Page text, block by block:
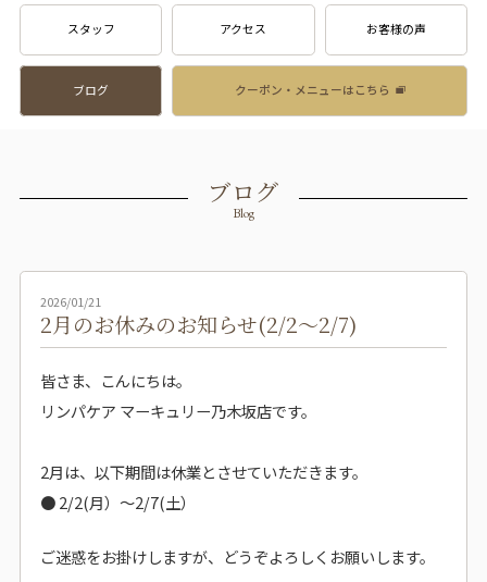
スタッフ アクセス お客様の声
ブログ クーポン・メニューはこちら
ブログ
Blog
2026/01/21
2月のお休みのお知らせ(2/2〜2/7)
皆さま、こんにちは。
リンパケア マーキュリー乃木坂店です。
2月は、以下期間は休業とさせていただきます。
● 2/2(月）〜2/7(土）
ご迷惑をお掛けしますが、どうぞよろしくお願いします。